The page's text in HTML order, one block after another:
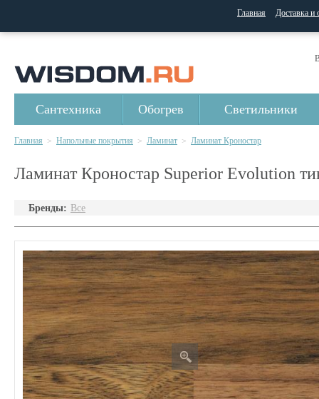
Главная Доставка и
Сантехника Обогрев Светильники
Главная > Напольные покрытия > Ламинат > Ламинат Кроностар
Ламинат Кроностар Superior Evolution
Бренды: Все